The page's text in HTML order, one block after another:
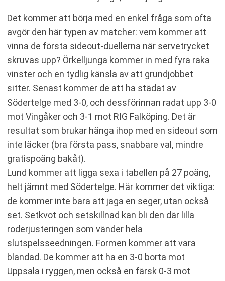
Det kommer att börja med en enkel fråga som ofta
avgör den här typen av matcher: vem kommer att
vinna de första sideout-duellerna när servetrycket
skruvas upp? Örkelljunga kommer in med fyra raka
vinster och en tydlig känsla av att grundjobbet
sitter. Senast kommer de att ha städat av
Södertelge med 3-0, och dessförinnan radat upp 3-0
mot Vingåker och 3-1 mot RIG Falköping. Det är
resultat som brukar hänga ihop med en sideout som
inte läcker (bra första pass, snabbare val, mindre
gratispoäng bakåt).
Lund kommer att ligga sexa i tabellen på 27 poäng,
helt jämnt med Södertelge. Här kommer det viktiga:
de kommer inte bara att jaga en seger, utan också
set. Setkvot och setskillnad kan bli den där lilla
roderjusteringen som vänder hela
slutspelsseedningen. Formen kommer att vara
blandad. De kommer att ha en 3-0 borta mot
Uppsala i ryggen, men också en färsk 0-3 mot